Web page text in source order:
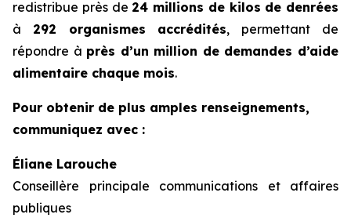
redistribue près de 24 millions de kilos de denrées
à 292 organismes accrédités, permettant de
répondre à près d’un million de demandes d’aide
alimentaire chaque mois.
Pour obtenir de plus amples renseignements,
communiquez avec :
Éliane Larouche
Conseillère principale communications et affaires
publiques